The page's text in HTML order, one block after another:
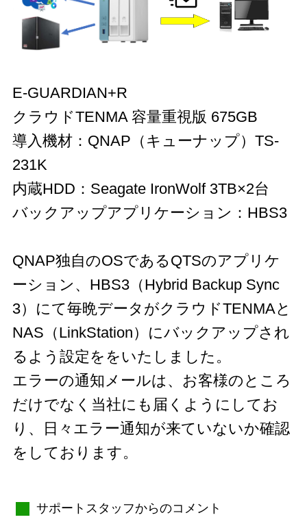
E-GUARDIAN+R
クラウドTENMA 容量重視版 675GB
導入機材：QNAP（キューナップ）TS-
231K
内蔵HDD：Seagate IronWolf 3TB×2台
バックアップアプリケーション：HBS3
QNAP独自のOSであるQTSのアプリケ
ーション、HBS3（Hybrid Backup Sync
3）にて毎晩データがクラウドTENMAと
NAS（LinkStation）にバックアップされ
るよう設定ををいたしました。
エラーの通知メールは、お客様のところ
だけでなく当社にも届くようにしてお
り、日々エラー通知が来ていないか確認
をしております。
サポートスタッフからのコメント